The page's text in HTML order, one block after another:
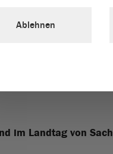
im Landtag von
Ablehnen